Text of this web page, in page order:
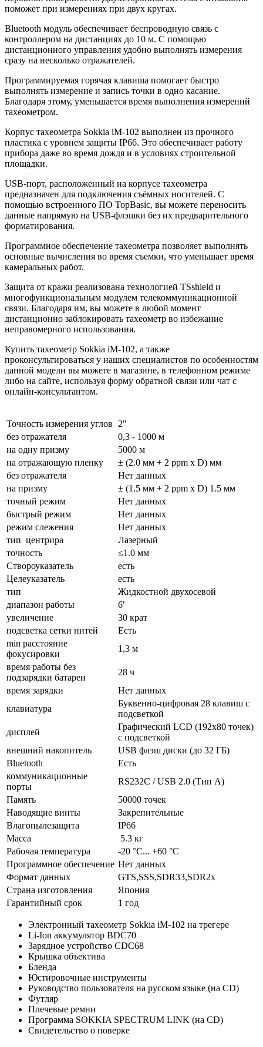
поможет при измерениях при двух кругах.
Bluetooth модуль обеспечивает беспроводную связь с
контроллером на дистанциях до 10 м. С помощью
дистанционного управления удобно выполнять измерения
сразу на несколько отражателей.
Программируемая горячая клавиша помогает быстро
выполнять измерение и запись точки в одно касание.
Благодаря этому, уменьшается время выполнения измерений
тахеометром.
Корпус тахеометра Sokkia iM-102 выполнен из прочного
пластика с уровнем защиты IP66. Это обеспечивает работу
прибора даже во время дождя и в условиях строительной
площадки.
USB-порт, расположенный на корпусе тахеометра
предназначен для подключения съёмных носителей. С
помощью встроенного ПО TopBasic, вы можете переносить
данные напрямую на USB-флэшки без их предварительного
форматирования.
Программное обеспечение тахеометра позволяет выполнять
основные вычисления во время съемки, что уменьшает время
камеральных работ.
Защита от кражи реализована технологией TSshield и
многофункциональным модулем телекоммуникационной
связи. Благодаря им, вы можете в любой момент
дистанционно заблокировать тахеометр во избежание
неправомерного использования.
Купить тахеометр Sokkia iM-102, а также
проконсультироваться у наших специалистов по особенностям
данной модели вы можете в магазине, в телефонном режиме
либо на сайте, используя форму обратной связи или чат с
онлайн-консультантом.
Точность измерения углов
2"
без отражателя
0,3 - 1000 м
на одну призму
5000 м
на отражающую пленку
± (2.0 мм + 2 ppm x D) мм
без отражателя
Нет данных
на призму
± (1.5 мм + 2 ppm x D) 1.5 мм
точный режим
Нет данных
быстрый режим
Нет данных
режим слежения
Нет данных
тип центрира
Лазерный
точность
≤1.0 мм
Створоуказатель
есть
Целеуказатель
есть
тип
Жидкостной двухосевой
диапазон работы
6′
увеличение
30 крат
подсветка сетки нитей
Есть
min расстояние
фокусировки
1,3 м
время работы без
подзарядки батареи
28 ч
время зарядки
Нет данных
клавиатура
Буквенно-цифровая 28 клавиш с
подсветкой
дисплей
Графический LCD (192х80 точек)
с подсветкой
внешний накопитель
USB флэш диски (до 32 ГБ)
Bluetooth
Есть
коммуникационные
порты
RS232C / USB 2.0 (Тип А)
Память
50000 точек
Наводящие винты
Закрепительные
Влагопылезащита
IP66
Масса
5.3 кг
Рабочая температура
-20 °С... +60 °С
Программное обеспечение Нет данных
Формат данных
GTS,SSS,SDR33,SDR2x
Страна изготовления
Япония
Гарантийный срок
1 год
Электронный тахеометр Sokkia iM-102 на трегере
Li-Ion аккумулятор BDC70
Зарядное устройство CDC68
Крышка объектива
Бленда
Юстировочные инструменты
Руководство пользователя на русском языке (на CD)
Футляр
Плечевые ремни
Программа SOKKIA SPECTRUM LINK (на CD)
Свидетельство о поверке